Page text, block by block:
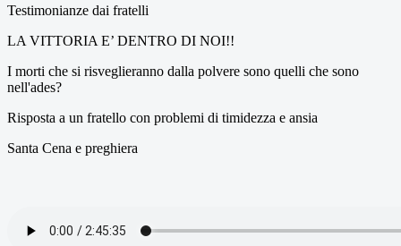
Testimonianze dai fratelli
LA VITTORIA E’ DENTRO DI NOI!!
I morti che si risveglieranno dalla polvere sono quelli che sono
nell'ades?
Risposta a un fratello con problemi di timidezza e ansia
Santa Cena e preghiera